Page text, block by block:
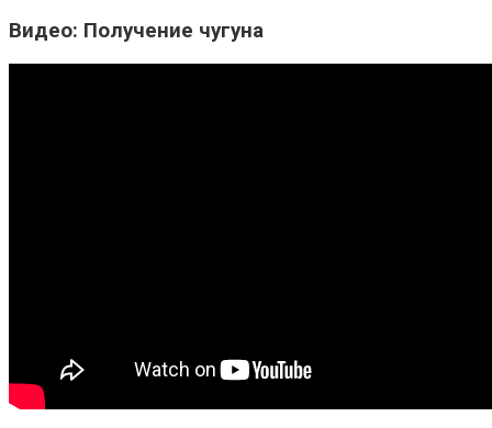
Видео: Получение чугуна